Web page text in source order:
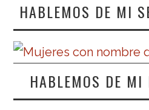
HABLEMOS DE MI
HABLEMOS DE